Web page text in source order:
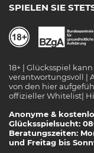
SPIELEN SIE
18+ | Glücksspiel
verantwortungsvoll |
von den hier
offizieller Whitelist|
Anonyme &
Glücksspielsucht:
Beratungszeiten:
und Freitag bis